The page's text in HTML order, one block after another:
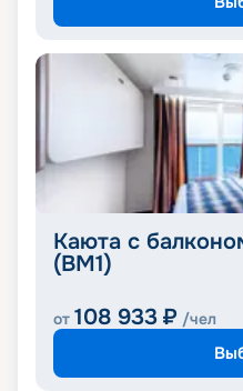
Каюта с
(BM1)
от 108 933 ₽ /чел